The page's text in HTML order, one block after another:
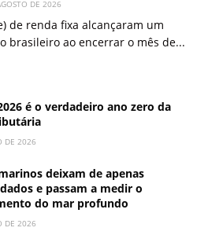
DE 2026
de renda fixa alcançaram um
brasileiro ao encerrar o mês de...
é o verdadeiro ano zero da
DE 2026
deixam de apenas
e passam a medir o
do mar profundo
DE 2026